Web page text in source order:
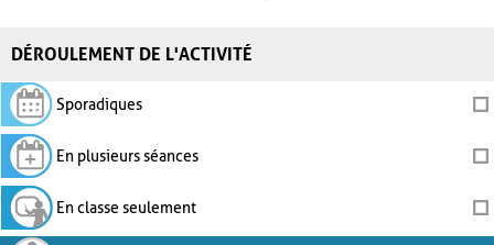
DÉROULEMENT DE L'ACTIVITÉ
Sporadiques
En plusieurs séances
En classe seulement